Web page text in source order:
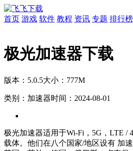
首页 游戏 软件 教程 资讯 专题 排行榜
极光加速器下载
版本：5.0.5大小：777M
类别：加速器时间：2024-08-01
极光加速器适用于Wi-Fi，5G，LTE /
载体。他们在八个国家/地区设有 加